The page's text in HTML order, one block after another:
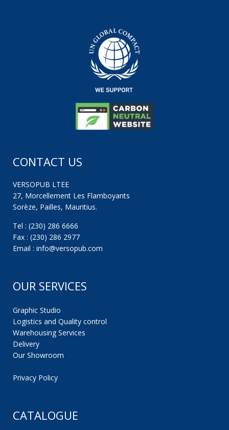
CONTACT US
VERSOPUB LTEE
27, Morcellement Les Flamboyants
Sorèze, Pailles, Mauritius.
Tel : (230) 286 6666
Fax : (230) 286 2977
Email : info@versopub.com
OUR SERVICES
Graphic Studio
Logistics and Quality control
Warehousing Services
Delivery
Our Showroom
Privacy Policy
CATALOGUE